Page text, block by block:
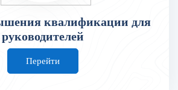
квалификации для
руководителей
Перейти